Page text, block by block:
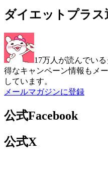
ダイエットプラス
17万人が読んでい
得なキャンペーン情報もメ
しています。
メールマガジンに登録
公式Facebook
公式X